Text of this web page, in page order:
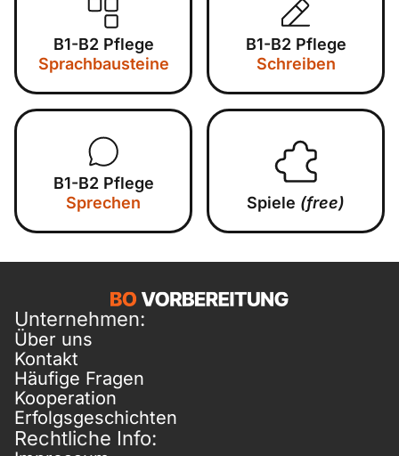
B1-B2 Pflege
Sprachbausteine
B1-B2 Pflege
Schreiben
B1-B2 Pflege
Sprechen
Spiele (free)
Unternehmen:
Über uns
Kontakt
Häufige Fragen
Kooperation
Erfolgsgeschichten
Rechtliche Info: